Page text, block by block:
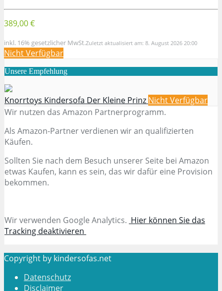
389,00 €
inkl. 16% gesetzlicher MwSt.Zuletzt aktualisiert am: 8. August 2026 20:00
Nicht Verfügbar
Unsere Empfehlung
Knorrtoys Kindersofa Der Kleine Prinz Nicht Verfügbar
Wir nutzen das Amazon Partnerprogramm.
Als Amazon-Partner verdienen wir an qualifizierten
Käufen.
Sollten Sie nach dem Besuch unserer Seite bei Amazon
etwas Kaufen, kann es sein, das wir dafür eine Provision
bekommen.
Wir verwenden Google Analytics. Hier können Sie das
Tracking deaktivieren
Copyright by kindersofas.net
Datenschutz
Disclaimer